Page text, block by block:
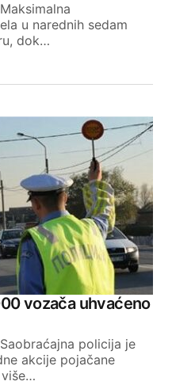
u narednih sedam
dok…
vozača uhvaćeno
policija je
akcije pojačane